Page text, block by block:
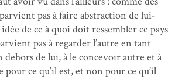
pas à faire abstraction de lui-
de ce à quoi doit ressembler ce pays
pas à regarder l’autre en tant
dehors de lui, à le concevoir autre et à
ce qu’il est, et non pour ce qu’il